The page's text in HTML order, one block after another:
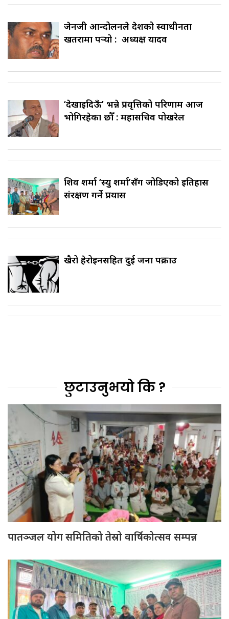
जेनजी आन्दोलनले देशको स्वाधीनता
खतरामा पर्‍यो : अध्यक्ष यादव
‘देखाइदिऊँ’ भन्ने प्रवृत्तिको परिणाम आज
भोगिरहेका छौँ : महासचिव पोखरेल
शिव शर्मा ‘स्यु शर्मा’सँग जोडिएको इतिहास
संरक्षण गर्ने प्रयास
खैरो हेरोइनसहित दुई जना पक्राउ
छुटाउनुभयो कि ?
पातञ्जल योग समितिको तेस्रो वार्षिकोत्सव सम्पन्न